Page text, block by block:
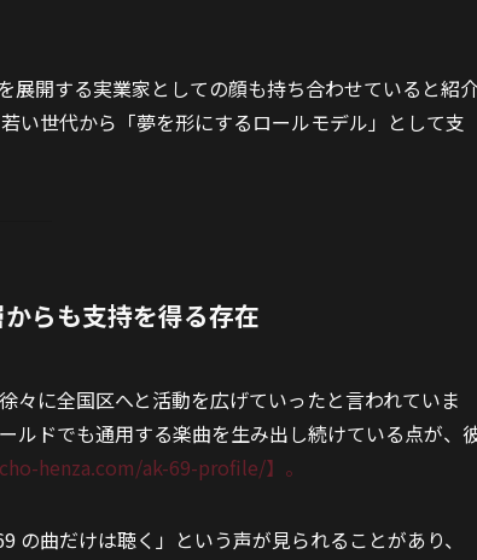
展開する実業家としての顔も持ち合わせていると紹
い世代から「夢を形にするロールモデル」として支
らも支持を得る存在
々に全国区へと活動を広げていったと言われていま
ルドでも通用する楽曲を生み出し続けている点が、
henza.com/ak-69-profile/】。
の曲だけは聴く」という声が見られることがあり、